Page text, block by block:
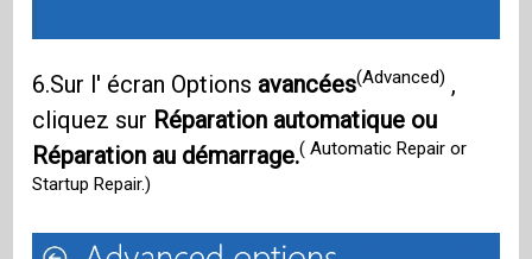
6.Sur l' écran Options avancées(Advanced) ,
cliquez sur Réparation automatique ou
Réparation au démarrage.( Automatic Repair or
Startup Repair.)